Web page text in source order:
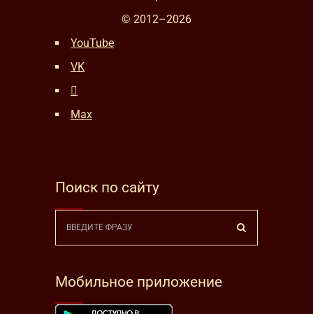
© 2012–2026
YouTube
VK
Max
Поиск по сайту
Мобильное приложение